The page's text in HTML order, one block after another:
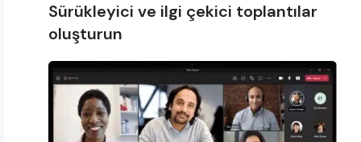
Sürükleyici ve ilgi çekici toplantılar
oluşturun